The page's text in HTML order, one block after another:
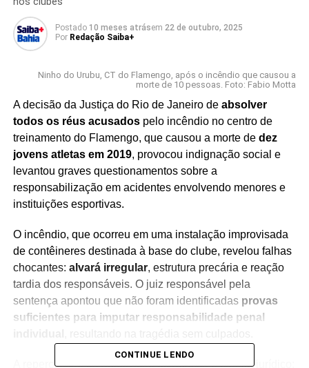
Postado 10 meses atrásem 22 de outubro, 2025
Por Redação Saiba+
Ninho do Urubu, CT do Flamengo, após o incêndio que causou a
morte de 10 pessoas. Foto: Fabio Motta
A decisão da Justiça do Rio de Janeiro de absolver
todos os réus acusadospelo incêndio no centro de
treinamento do Flamengo, que causou a morte de dez
jovens atletas em 2019, provocou indignação social e
levantou graves questionamentos sobre a
responsabilização em acidentes envolvendo menores e
instituições esportivas.
O incêndio, que ocorreu em uma instalação improvisada
de contêineres destinada à base do clube, revelou falhas
chocantes: alvará irregular, estrutura precária e reação
tardia dos responsáveis. O juiz responsável pela
sentença apontou que não foram identificadas provas
suficientes para imputar responsabilidade penal
A repercussão da absolvição ultrapassa o campo jurídico:
CONTINUE LENDO